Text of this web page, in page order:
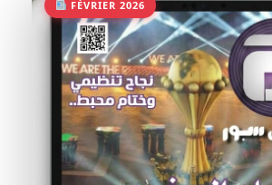
FÉVRIER 2026